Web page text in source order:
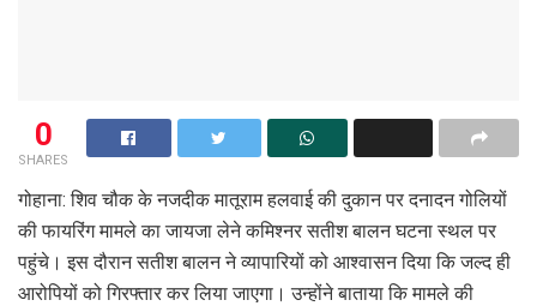
0
SHARES
गोहाना: शिव चौक के नजदीक मातूराम हलवाई की दुकान पर दनादन गोलियों
की फायरिंग मामले का जायजा लेने कमिश्नर सतीश बालन घटना स्थल पर
पहुंचे। इस दौरान सतीश बालन ने व्यापारियों को आश्वासन दिया कि जल्द ही
आरोपियों को गिरफ्तार कर लिया जाएगा। उन्होंने बाताया कि मामले की